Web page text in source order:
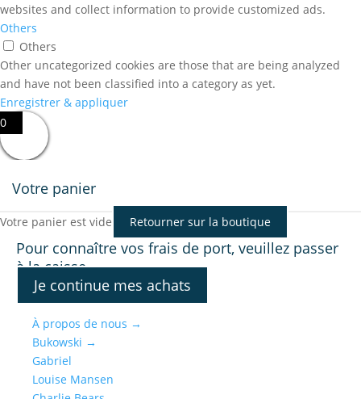
websites and collect information to provide customized ads.
Others
Others
Other uncategorized cookies are those that are being analyzed
and have not been classified into a category as yet.
Enregistrer & appliquer
0
Votre panier
Votre panier est vide Retourner sur la boutique
Pour connaître vos frais de port, veuillez passer
à la caisse.
Je continue mes achats
À propos de nous →
Bukowski →
Gabriel
Louise Mansen